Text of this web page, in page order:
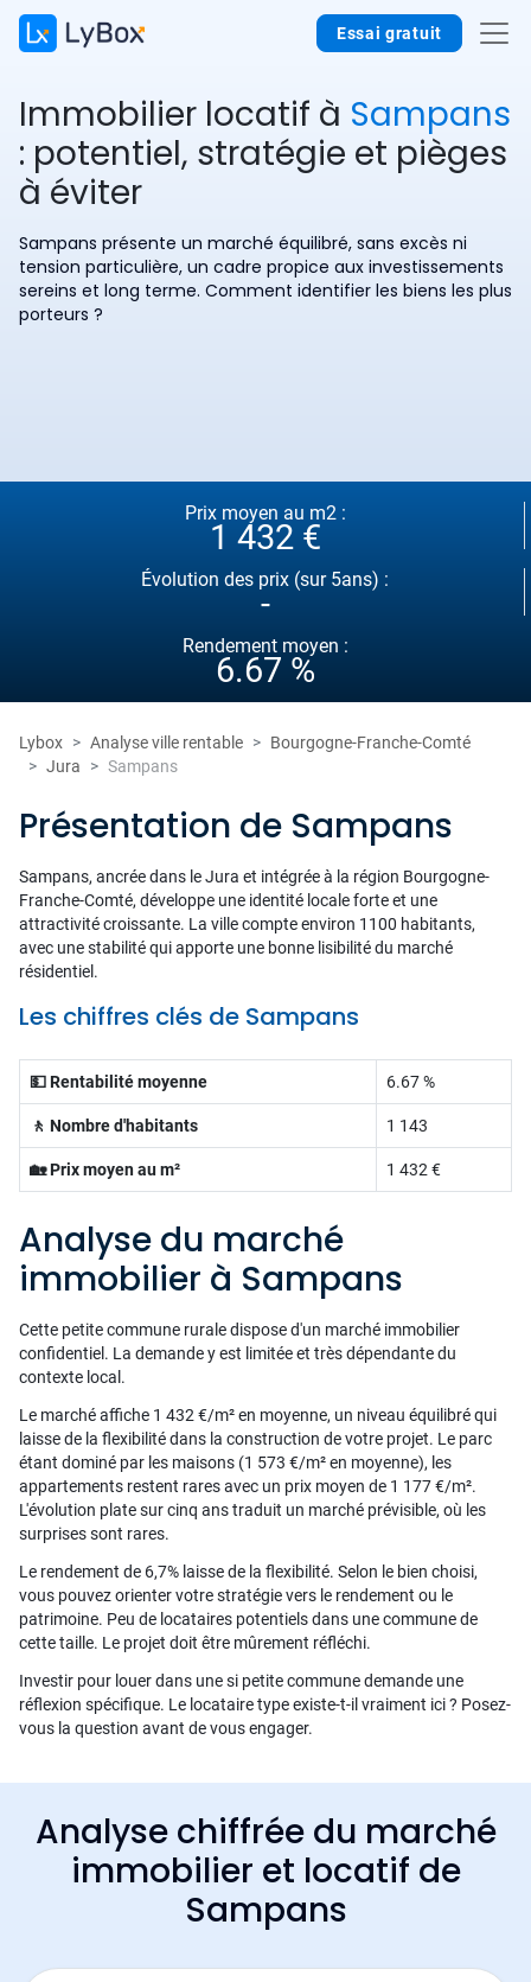
Essai gratuit
Immobilier locatif à Sampans
: potentiel, stratégie et pièges
à éviter
Sampans présente un marché équilibré, sans excès ni
tension particulière, un cadre propice aux investissements
sereins et long terme. Comment identifier les biens les plus
porteurs ?
Prix moyen au m2 :
1 432 €
Évolution des prix (sur 5ans) :
-
Rendement moyen :
6.67 %
Lybox Analyse ville rentable
Bourgogne-Franche-Comté
Jura
Sampans
Présentation de Sampans
Sampans, ancrée dans le Jura et intégrée à la région Bourgogne-
Franche-Comté, développe une identité locale forte et une
attractivité croissante. La ville compte environ 1100 habitants,
avec une stabilité qui apporte une bonne lisibilité du marché
résidentiel.
Les chiffres clés de Sampans
💵 Rentabilité moyenne 6.67 %
🚶 Nombre d'habitants 1 143
🏡 Prix moyen au m² 1 432 €
Analyse du marché
immobilier à Sampans
Cette petite commune rurale dispose d'un marché immobilier
confidentiel. La demande y est limitée et très dépendante du
contexte local.
Le marché affiche 1 432 €/m² en moyenne, un niveau équilibré qui
laisse de la flexibilité dans la construction de votre projet. Le parc
étant dominé par les maisons (1 573 €/m² en moyenne), les
appartements restent rares avec un prix moyen de 1 177 €/m².
L'évolution plate sur cinq ans traduit un marché prévisible, où les
surprises sont rares.
Le rendement de 6,7% laisse de la flexibilité. Selon le bien choisi,
vous pouvez orienter votre stratégie vers le rendement ou le
patrimoine. Peu de locataires potentiels dans une commune de
cette taille. Le projet doit être mûrement réfléchi.
Investir pour louer dans une si petite commune demande une
réflexion spécifique. Le locataire type existe-t-il vraiment ici ? Posez-
vous la question avant de vous engager.
Analyse chiffrée du marché
immobilier et locatif de
Sampans